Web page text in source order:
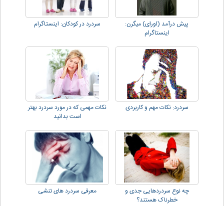
پیش درآمد (اورای) میگرن:
اینستاگرام
سردرد در کودکان: اینستاگرام
سردرد: نکات مهم و کاربردی
نکات مهمی که در مورد سردرد بهتر
است بدانید
چه نوع سردردهایی جدی و
خطرناک هستند؟
معرفی سردرد های تنشی